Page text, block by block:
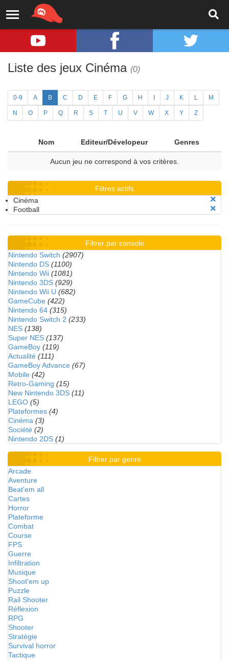
Liste des jeux Cinéma (0)
0-9 A B C D E F G H J K L M
N O P Q R S T U V W X Y Z
Nom Editeur/Dévelopeur Genres
Aucun jeu ne correspond à vos critères.
Filtres actifs
Cinéma
Football
Filtrer par console
Nintendo Switch (2907)
Nintendo DS (1100)
Nintendo Wii (1081)
Nintendo 3DS (929)
Nintendo Wii U (682)
GameCube (422)
Nintendo 64 (315)
Nintendo Switch 2 (233)
NES (138)
Super NES (137)
GameBoy (119)
Actualité (111)
GameBoy Advance (67)
Mobile (42)
Retro-Gaming (15)
New Nintendo 3DS (11)
LEGO (5)
Plateformes (4)
Cinéma (3)
Société (2)
Nintendo 2DS (1)
Filtrer par genre
Arcade
Aventure
Beat'em all
Cartes
Horror
Plateforme
Combat
Course
FPS
Guerre
Infiltration
Musique
Shoot'em up
Puzzle
Rail Shooter
Réflexion
RPG
Shooter
Stratégie
Survival horror
Tactique